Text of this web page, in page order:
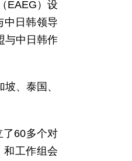
EAEG）设
中日韩领导
与中日韩作
、泰国、
了60多个对
和工作组会